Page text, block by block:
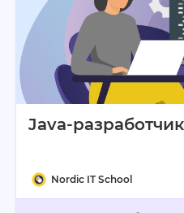
Java-разработчик
Nordic IT School